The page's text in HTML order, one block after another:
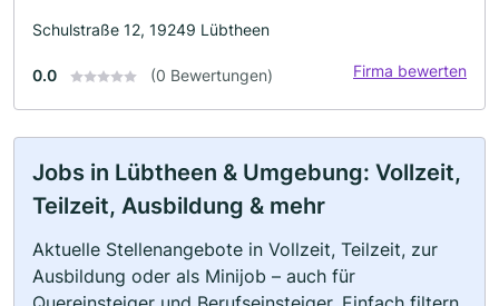
Schulstraße 12, 19249 Lübtheen
0.0 (0 Bewertungen) Firma bewerten
Jobs in Lübtheen & Umgebung: Vollzeit,
Teilzeit, Ausbildung & mehr
Aktuelle Stellenangebote in Vollzeit, Teilzeit, zur
Ausbildung oder als Minijob – auch für